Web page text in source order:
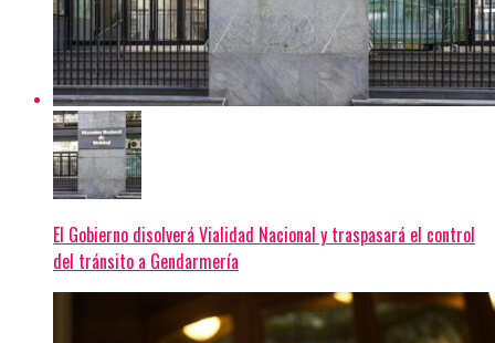
El Gobierno disolverá Vialidad Nacional y traspasará el control
del tránsito a Gendarmería